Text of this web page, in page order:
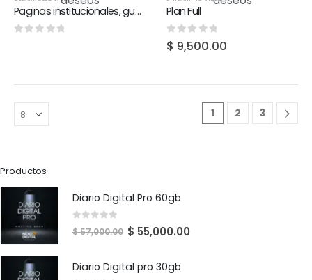
Paginas institucionales, gubernamentales, empresariales Plan Full
0 out of 5
$ 9,500.00
1 2 3
Productos
Diario Digital Pro 60gb
out of 5
$57,000.00 $ 55,000.00
Diario Digital pro 30gb